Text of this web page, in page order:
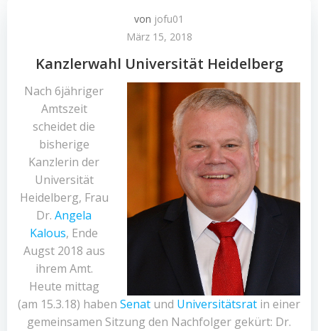
von jofu01
März 15, 2018
Kanzlerwahl Universität Heidelberg
Nach 6jähriger
Amtszeit
scheidet die
bisherige
Kanzlerin der
Universität
Heidelberg, Frau
Dr. Angela
Kalous, Ende
Augst 2018 aus
ihrem Amt.
Heute mittag
(am 15.3.18) haben Senat und Universitätsrat in einer
gemeinsamen Sitzung den Nachfolger gekürt: Dr.